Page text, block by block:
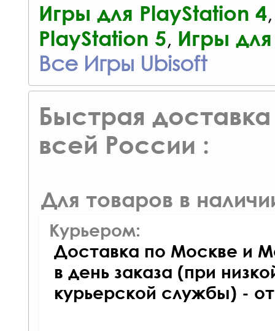
Игры для PlayStation 4
PlayStation 5, Игры
Все Игры Ubisoft
Быстрая доставка
всей России :
Для товаров в
Курьером:
Доставка по Москве и
в день заказа (при
курьерской службы) -